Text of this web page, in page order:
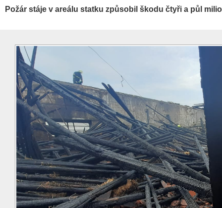
Požár stáje v areálu statku způsobil škodu čtyři a půl